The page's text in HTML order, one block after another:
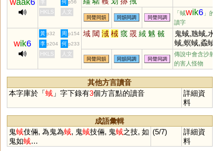
waak6 李 何 p56
HKLS 人文
同聲同韻 同韻同調 同聲同調
「蜮wik6 」的
讀字
wik6
黃 p32 周 p154 域 閾 淢 棫 窢 罭 緎 魊 戫
鬼蜮,虺蜮,水
蜮,螟蜮,蟊蜮,
魆蜮,射蜮,黽
蜮,魃蜮,奸同
蜮
李 p204 何 p233
HKLS 人文
同聲同韻 同韻同調 同聲同調
傳說中會含沙射
的害人怪物
其他方言讀音
本字庫於「蜮」字下錄有3個方言點的讀音
詳細資
料
成語彙輯
鬼蜮伎倆, 為鬼為蜮, 鬼蜮技倆, 鬼蜮之技, 如
鬼如蜮…
(5/7)
詳細資
料